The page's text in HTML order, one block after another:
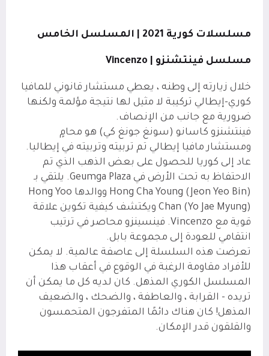
مسلسلات كورية 2021 | المسلسل الخامس
مسلسل فينتشنزو | Vincenzo
خلال زيارته إلى وطنه ، يعطي مستشار قانوني للمافيا
كوري-إيطالي تركيبة لا مثيل لها نتيجة مؤلمة ولكنها
ضرورية مع جانب من الإنصاف.
فينتشنزو كاسانو (سونغ جونغ كي) هو محامٍ
ومستشار مافيا إيطالي تم تربيته وتربيته في إيطاليا.
عاد إلى كوريا للحصول على بعض الذهب الذي تم
الاحتفاظ به تحت الأرض في Geumga Plaza. يلتقي بـ
Hong Cha Young (Jeon Yeo Bin) ووالدها Hong Yoo
Chan (Yo Jae Myung) ويكتشف كيفية تكوين علاقة
قوية مع Vincenzo. فينسينزو محاصر في ترتيب
انتقامي للعودة إلى مجموعة بابل.
تعرضت هذه السلسلة إلى عاصفة عالمية. لا يمكن
للأفراد مقاومة الرغبة في الوقوع في أعقاب هذا
المسلسل الكوري المذهل. كان لديه كل ما يمكن أن
تريده - القرابة ، والعاطفة ، والضحك ، والضعيف
المذهل! كان هناك دائمًا المتفرجون المتحمسون
والقلقون قدر الإمكان.